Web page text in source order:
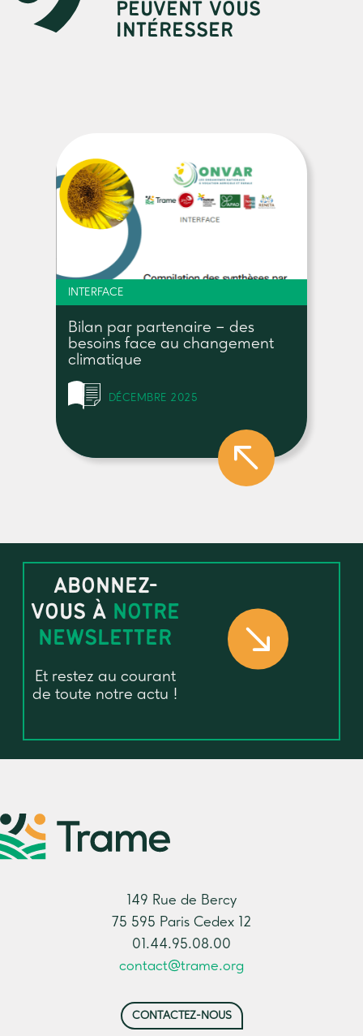
PEUVENT VOUS
INTÉRESSER
INTERFACE
Bilan par partenaire – des
besoins face au changement
climatique
DÉCEMBRE 2025
ABONNEZ-
VOUS À NOTRE
NEWSLETTER
Et restez au courant
de toute notre actu !
149 Rue de Bercy
75 595 Paris Cedex 12
01.44.95.08.00
contact@trame.org
CONTACTEZ-NOUS